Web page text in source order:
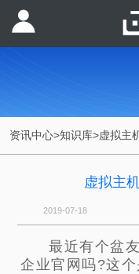
资讯中心>知识库>虚拟主
虚拟主
2019-07-18
最近有个盆
企业官网吗?这